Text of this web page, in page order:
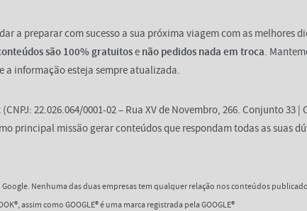
a preparar com sucesso a sua próxima viagem com as melhores
são 100% gratuitose não pedidos nada em troca.
a informação esteja sempre atualizada.
22.026.064/0001-02 – Rua XV de Novembro, 266. Conjunto 33 |
principal missão gerar conteúdos que respondam todas as suas
Nenhuma das duas empresas tem qualquer relação nos conteúdos
assim como GOOGLE® é uma marca registrada pela GOOGLE®